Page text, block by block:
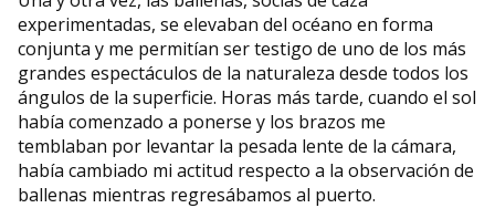
experimentadas, se elevaban del océano en forma
conjunta y me permitían ser testigo de uno de los más
grandes espectáculos de la naturaleza desde todos los
ángulos de la superficie. Horas más tarde, cuando el sol
había comenzado a ponerse y los brazos me
temblaban por levantar la pesada lente de la cámara,
había cambiado mi actitud respecto a la observación de
ballenas mientras regresábamos al puerto.